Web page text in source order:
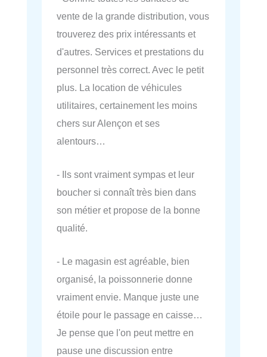
vente de la grande distribution, vous
trouverez des prix intéressants et
d'autres. Services et prestations du
personnel très correct. Avec le petit
plus. La location de véhicules
utilitaires, certainement les moins
chers sur Alençon et ses
alentours…
- Ils sont vraiment sympas et leur
boucher si connaît très bien dans
son métier et propose de la bonne
qualité.
- Le magasin est agréable, bien
organisé, la poissonnerie donne
vraiment envie. Manque juste une
étoile pour le passage en caisse…
Je pense que l'on peut mettre en
pause une discussion entre